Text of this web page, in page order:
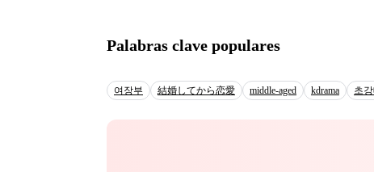
perfecta que Cercei
Palabras clave populares
여장부 結婚してから恋愛 middle-aged kdrama 초